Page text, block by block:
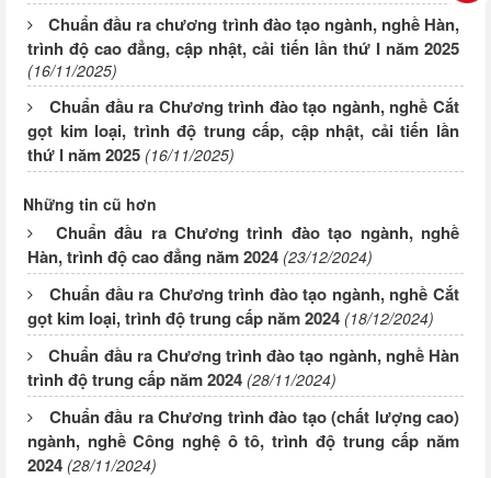
Chuẩn đầu ra chương trình đào tạo ngành, nghề Hàn,
trình độ cao đẳng, cập nhật, cải tiến lần thứ I năm 2025
(16/11/2025)
Chuẩn đầu ra Chương trình đào tạo ngành, nghề Cắt
gọt kim loại, trình độ trung cấp, cập nhật, cải tiến lần
thứ I năm 2025 (16/11/2025)
Những tin cũ hơn
Chuẩn đầu ra Chương trình đào tạo ngành, nghề
Hàn, trình độ cao đẳng năm 2024 (23/12/2024)
Chuẩn đầu ra Chương trình đào tạo ngành, nghề Cắt
gọt kim loại, trình độ trung cấp năm 2024 (18/12/2024)
Chuẩn đầu ra Chương trình đào tạo ngành, nghề Hàn
trình độ trung cấp năm 2024 (28/11/2024)
Chuẩn đầu ra Chương trình đào tạo (chất lượng cao)
ngành, nghề Công nghệ ô tô, trình độ trung cấp năm
2024 (28/11/2024)